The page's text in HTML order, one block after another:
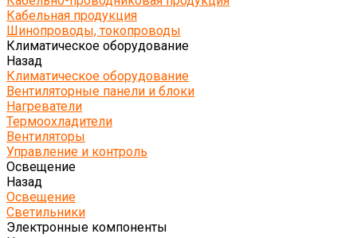
Кабельная продукция
Шинопроводы, токопроводы
Климатическое оборудование
Назад
Климатическое оборудование
Вентиляторные панели и блоки
Нагреватели
Термоохладители
Вентиляторы
Управление и контроль
Освещение
Назад
Освещение
Светильники
Электронные компоненты